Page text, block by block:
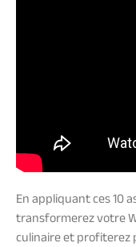
En appliquant ces 10
transformerez votre
culinaire et profiterez